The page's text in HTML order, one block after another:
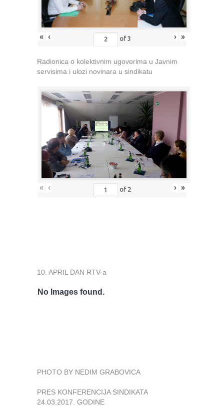
« ‹ of 3 › »
Radionica o kolektivnim ugovorima u Javnim
servisima i ulozi novinara u sindikatu
« ‹ of 2 › »
10. APRIL DAN RTV-a
No Images found.
PHOTO BY NEDIM GRABOVICA
PRES KONFERENCIJA SINDIKATA
24.03.2017. GODINE